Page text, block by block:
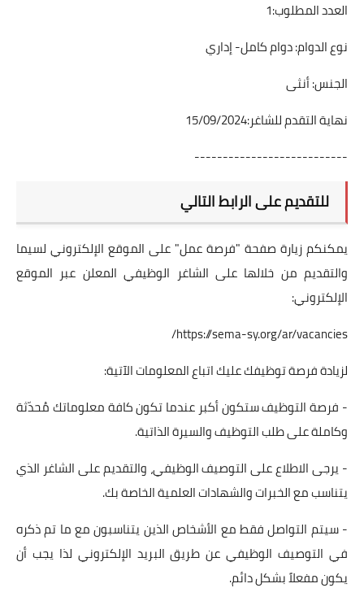
العدد المطلوب:1
نوع الدوام: دوام كامل- إداري
الجنس: أنثى
نهاية التقدم للشاغر:15/09/2024
---------------------------
للتقديم على الرابط التالي
يمكنكم زيارة صفحة "فرصة عمل" على الموقع الإلكتروني لسيما
والتقديم من خلالها على الشاغر الوظيفي المعلن عبر الموقع
الإلكتروني:
https://sema-sy.org/ar/vacancies/
لزيادة فرصة توظيفك عليك اتباع المعلومات الآتية:
- فرصة التوظيف ستكون أكبر عندما تكون كافة معلوماتك مُحدّثة
وكاملة على طلب التوظيف والسيرة الذاتية.
- يرجى الاطلاع على التوصيف الوظيفي، والتقديم على الشاغر الذي
يتناسب مع الخبرات والشهادات العلمية الخاصة بك.
- سيتم التواصل فقط مع الأشخاص الذين يتناسبون مع ما تم ذكره
في التوصيف الوظيفي عن طريق البريد الإلكتروني لذا يجب أن
يكون مفعلاً بشكل دائم.